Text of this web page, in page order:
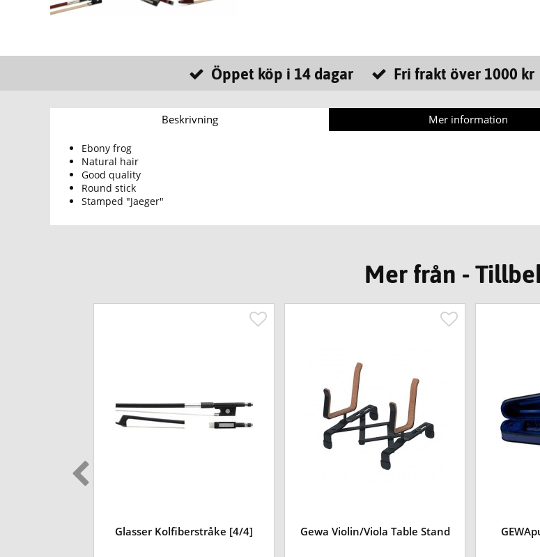
Öppet köp i 14 dagar Fri frakt över 1000 kr
Beskrivning Mer information
Ebony frog
Natural hair
Good quality
Round stick
Stamped "Jaeger"
Mer från -
Glasser Kolfiberstråke [4/4] Gewa Violin/Viola Table Stand